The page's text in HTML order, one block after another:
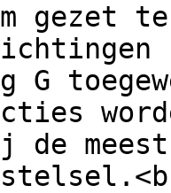
gezet
de